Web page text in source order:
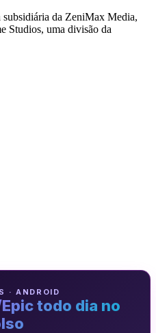
da ZeniMax Media,
Studios, uma divisão da
· ANDROID
todo dia no